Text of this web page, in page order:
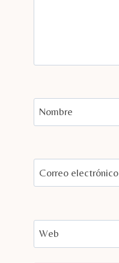
Nombre
Correo electrónico
Web